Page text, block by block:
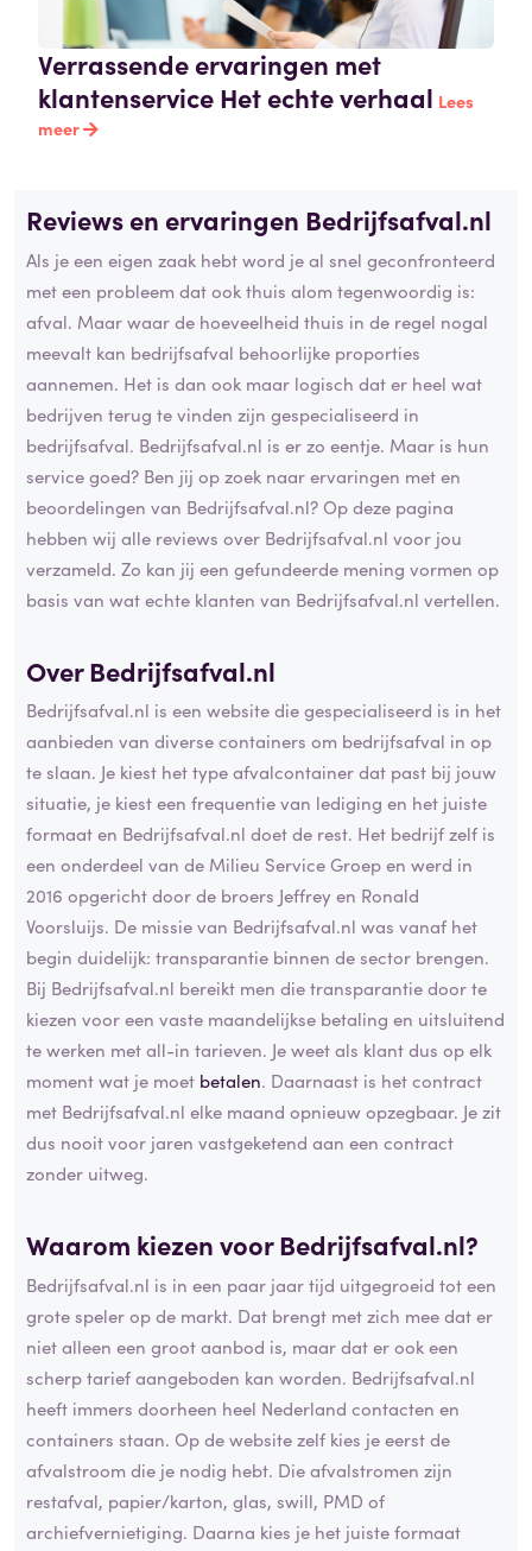
Verrassende ervaringen met
klantenservice Het echte verhaal Lees
meer
Reviews en ervaringen Bedrijfsafval.nl
Als je een eigen zaak hebt word je al snel geconfronteerd
met een probleem dat ook thuis alom tegenwoordig is:
afval. Maar waar de hoeveelheid thuis in de regel nogal
meevalt kan bedrijfsafval behoorlijke proporties
aannemen. Het is dan ook maar logisch dat er heel wat
bedrijven terug te vinden zijn gespecialiseerd in
bedrijfsafval. Bedrijfsafval.nl is er zo eentje. Maar is hun
service goed? Ben jij op zoek naar ervaringen met en
beoordelingen van Bedrijfsafval.nl? Op deze pagina
hebben wij alle reviews over Bedrijfsafval.nl voor jou
verzameld. Zo kan jij een gefundeerde mening vormen op
basis van wat echte klanten van Bedrijfsafval.nl vertellen.
Over Bedrijfsafval.nl
Bedrijfsafval.nl is een website die gespecialiseerd is in het
aanbieden van diverse containers om bedrijfsafval in op
te slaan. Je kiest het type afvalcontainer dat past bij jouw
situatie, je kiest een frequentie van lediging en het juiste
formaat en Bedrijfsafval.nl doet de rest. Het bedrijf zelf is
een onderdeel van de Milieu Service Groep en werd in
2016 opgericht door de broers Jeffrey en Ronald
Voorsluijs. De missie van Bedrijfsafval.nl was vanaf het
begin duidelijk: transparantie binnen de sector brengen.
Bij Bedrijfsafval.nl bereikt men die transparantie door te
kiezen voor een vaste maandelijkse betaling en uitsluitend
te werken met all-in tarieven. Je weet als klant dus op elk
moment wat je moet betalen. Daarnaast is het contract
met Bedrijfsafval.nl elke maand opnieuw opzegbaar. Je zit
dus nooit voor jaren vastgeketend aan een contract
zonder uitweg.
Waarom kiezen voor Bedrijfsafval.nl?
Bedrijfsafval.nl is in een paar jaar tijd uitgegroeid tot een
grote speler op de markt. Dat brengt met zich mee dat er
niet alleen een groot aanbod is, maar dat er ook een
scherp tarief aangeboden kan worden. Bedrijfsafval.nl
heeft immers doorheen heel Nederland contacten en
containers staan. Op de website zelf kies je eerst de
afvalstroom die je nodig hebt. Die afvalstromen zijn
restafval, papier/karton, glas, swill, PMD of
archiefvernietiging. Daarna kies je het juiste formaat